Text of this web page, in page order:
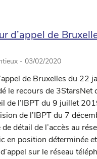
d’appel de
- 03/02/2020
de Bruxelles du 22
le recours de 3StarsNet
de l’IBPT du 9 juillet
de l’IBPT du 7
détail de l’accès au
en position déterminée
sur le réseau